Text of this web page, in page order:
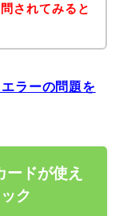
されてみると
ラーの問題を
ドが使え
ク